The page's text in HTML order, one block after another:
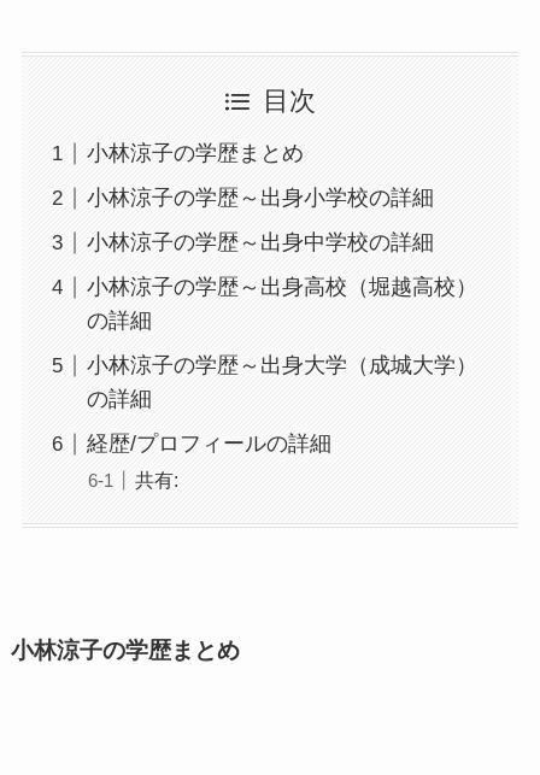
目次
小林涼子の学歴まとめ
小林涼子の学歴～出身小学校の詳細
小林涼子の学歴～出身中学校の詳細
小林涼子の学歴～出身高校（堀越高校）
の詳細
小林涼子の学歴～出身大学（成城大学）
の詳細
経歴/プロフィールの詳細
共有:
小林涼子の学歴まとめ